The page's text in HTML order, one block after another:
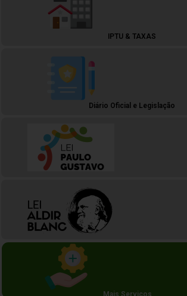
IPTU & TAXAS
Diário Oficial e Legislação
Mais Serviços